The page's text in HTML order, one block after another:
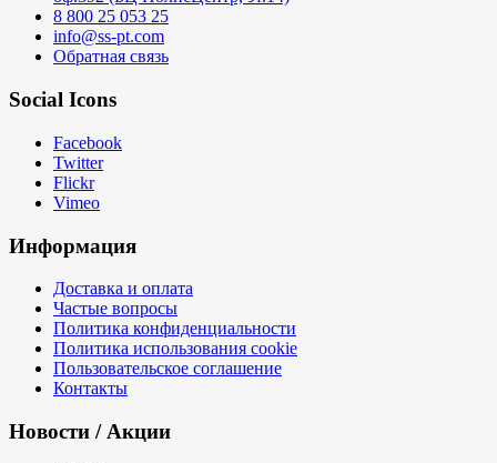
8 800 25 053 25
info@ss-pt.com
Обратная связь
Social Icons
Facebook
Twitter
Flickr
Vimeo
Информация
Доставка и оплата
Частые вопросы
Политика конфиденциальности
Политика использования cookie
Пользовательское соглашение
Контакты
Новости / Акции